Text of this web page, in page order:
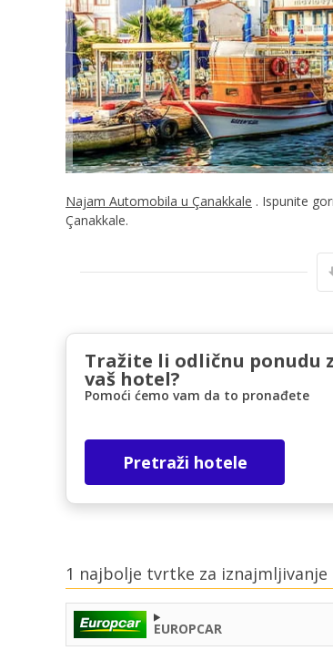
Najam Automobila u Çanakkale . Ispunite
Çanakkale.
Tražite li odličnu ponudu
vaš hotel?
Pomoći ćemo vam da to pronađete
Pretraži hotele
1 najbolje tvrtke za
EUROPCAR